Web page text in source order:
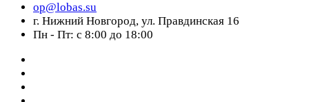
op@lobas.su
г. Нижний Новгород, ул. Правдинская 16
Пн - Пт: с 8:00 до 18:00